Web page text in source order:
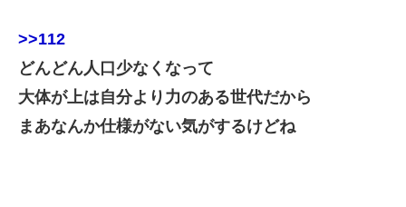
>>112
どんどん人口少なくなって
大体が上は自分より力のある世代だから
まあなんか仕様がない気がするけどね